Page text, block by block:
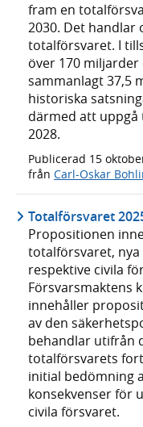
fram en
2030. Det
totalförsvaret. I
över 170
sammanlagt 37,5
historiska
därmed att uppgå
2028.
Publicerad 15
från Carl-Oskar
Totalförsvaret
Propositionen
totalförsvaret,
respektive civila
Försvarsmaktens
innehåller
av den
behandlar utifrån
totalförsvarets
initial bedömning
konsekvenser för
civila försvaret.